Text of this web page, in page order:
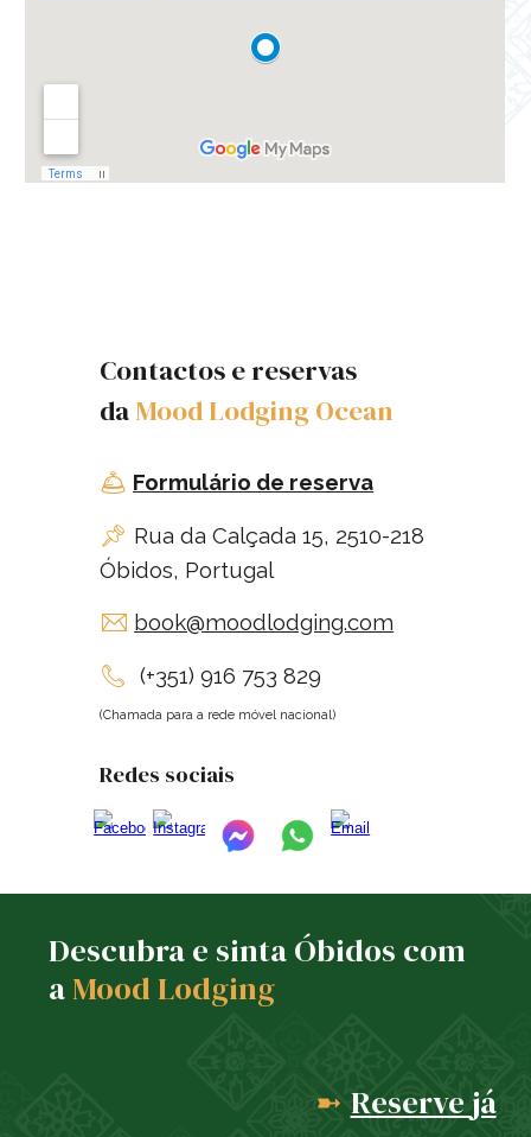
Contactos e reservas
daMood LodgingOcean
🛎️ Formulário de reserva
📌 Rua da Calçada 15, 2510-218
Óbidos, Portugal
✉ book@moodlodging.com
📞 (+351) 916 753 829
(Chamada para a rede móvel nacional)
Redes sociais
Descubra e sinta Óbidos com
aMood Lodging
➼ Reserve já